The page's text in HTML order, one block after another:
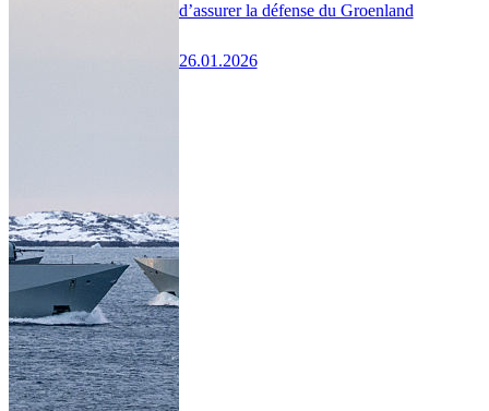
d’assurer la défense du Groenland
26.01.2026